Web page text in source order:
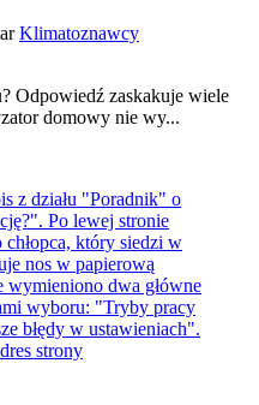
Klimatoznawcy
Odpowiedź zaskakuje wiele
domowy nie wy...